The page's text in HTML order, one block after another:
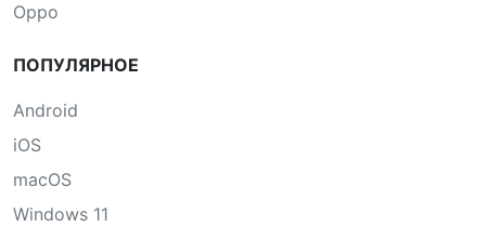
Oppo
ПОПУЛЯРНОЕ
Android
iOS
macOS
Windows 11